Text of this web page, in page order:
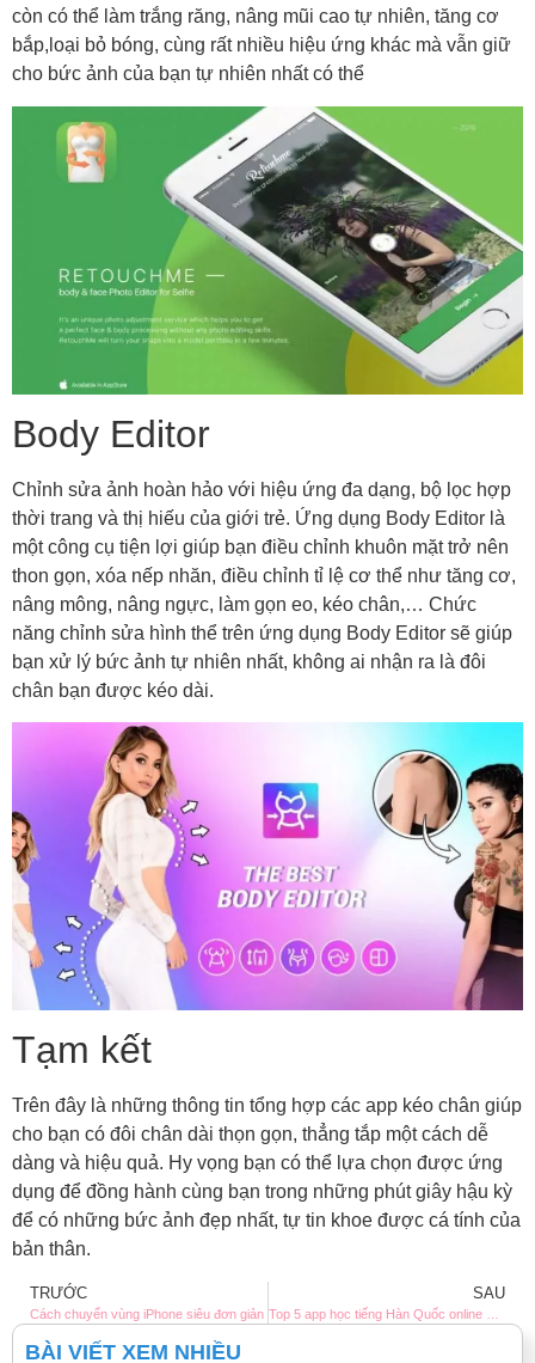
còn có thể làm trắng răng, nâng mũi cao tự nhiên, tăng cơ
bắp,loại bỏ bóng, cùng rất nhiều hiệu ứng khác mà vẫn giữ
cho bức ảnh của bạn tự nhiên nhất có thể
Body Editor
Chỉnh sửa ảnh hoàn hảo với hiệu ứng đa dạng, bộ lọc hợp
thời trang và thị hiếu của giới trẻ. Ứng dụng Body Editor là
một công cụ tiện lợi giúp bạn điều chỉnh khuôn mặt trở nên
thon gọn, xóa nếp nhăn, điều chỉnh tỉ lệ cơ thể như tăng cơ,
nâng mông, nâng ngực, làm gọn eo, kéo chân,… Chức
năng chỉnh sửa hình thể trên ứng dụng Body Editor sẽ giúp
bạn xử lý bức ảnh tự nhiên nhất, không ai nhận ra là đôi
chân bạn được kéo dài.
Tạm kết
Trên đây là những thông tin tổng hợp các app kéo chân giúp
cho bạn có đôi chân dài thọn gọn, thẳng tắp một cách dễ
dàng và hiệu quả. Hy vọng bạn có thể lựa chọn được ứng
dụng để đồng hành cùng bạn trong những phút giây hậu kỳ
để có những bức ảnh đẹp nhất, tự tin khoe được cá tính của
bản thân.
TRƯỚC
Cách chuyển vùng iPhone siêu đơn giản
SAU
BÀI VIẾT XEM NHIỀU